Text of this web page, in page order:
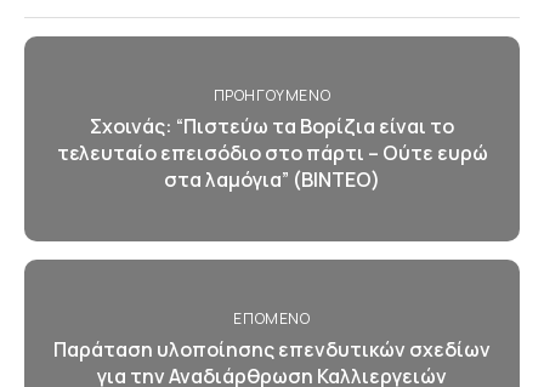
ΠΡΟΗΓΟΎΜΕΝΟ
Σχοινάς: “Πιστεύω τα Βορίζια είναι το
τελευταίο επεισόδιο στο πάρτι – Ούτε ευρώ
στα λαμόγια” (ΒΙΝΤΕΟ)
ΕΠΌΜΕΝΟ
Παράταση υλοποίησης επενδυτικών σχεδίων
για την Αναδιάρθρωση Καλλιεργειών